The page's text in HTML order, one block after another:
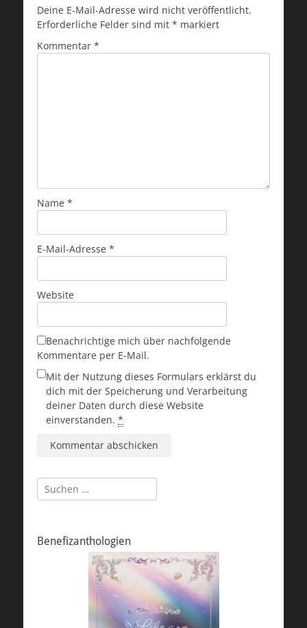
Deine E-Mail-Adresse wird nicht veröffentlicht.
Erforderliche Felder sind mit * markiert
Kommentar *
Name *
E-Mail-Adresse *
Website
Benachrichtige mich über nachfolgende
Kommentare per E-Mail.
Mit der Nutzung dieses Formulars erklärst du
dich mit der Speicherung und Verarbeitung
deiner Daten durch diese Website
einverstanden. *
Suchen
nach:
Benefizanthologien